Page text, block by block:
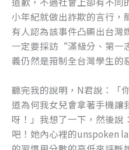
k
小年紀就做出詐欺的言行
有人認為該事件凸顯出台灣
一定要採訪“滿級分、第一
義仍然是箝制全台灣學生的
聽完我的說明，N君說：「
道為何我女兒會拿著手機讓
呀！」我想了一下，然後
吧！她內心裡的unspoken